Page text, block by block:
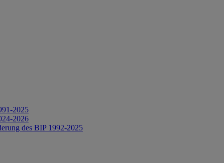
2025
2026
des BIP 1992-2025